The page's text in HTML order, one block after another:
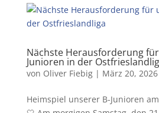
Nächste Herausforderung
Junioren in der
von Oliver Fiebig| März 20, 2026
Heimspiel unserer B-Junioren